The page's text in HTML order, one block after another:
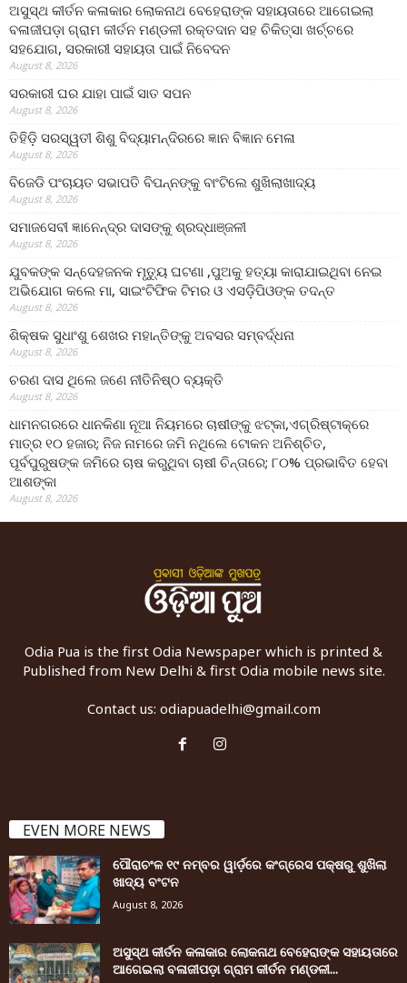
ଅସୁସ୍ଥ କୀର୍ତନ କଳାକାର ଲୋକନାଥ ବେହେରାଙ୍କ ସହାୟତାରେ ଆଗେଇଲା
ବଳାଜୀପଡ଼ା ଗ୍ରାମ କୀର୍ତନ ମଣ୍ଡଳୀ ରକ୍ତଦାନ ସହ ଚିକିତ୍ସା ଖର୍ଚ୍ଚରେ
ସହଯୋଗ, ସରକାରୀ ସହାୟତା ପାଇଁ ନିବେଦନ
August 8, 2026
ସରକାରୀ ଘର ଯାହା ପାଇଁ ସାତ ସପନ
August 8, 2026
ତିହିଡି଼ ସରସ୍ୱତୀ ଶିଶୁ ବିଦ୍ୟାମନ୍ଦିରରେ ଜ୍ଞାନ ବିଜ୍ଞାନ ମେଳା
August 8, 2026
ବିଜେଡି ପଂଚାୟତ ସଭାପତି ବିପନ୍ନଙ୍କୁ ବାଂଟିଲେ ଶୁଖିଲାଖାଦ୍ୟ
August 8, 2026
ସମାଜସେବୀ ଜ୍ଞାନେନ୍ଦ୍ର ଦାସଙ୍କୁ ଶ୍ରଦ୍ଧାଞ୍ଜଳୀ
August 8, 2026
ଯୁବକଙ୍କ ସନ୍ଦେହଜନକ ମୃତ୍ୟୁ ଘଟଣା ,ପୁଅକୁ ହତ୍ୟା କାରାଯାଇଥିବା ନେଇ
ଅଭିଯୋଗ କଲେ ମା, ସାଇଂଟିଫିକ ଟିମର ଓ ଏସଡ଼ିପିଓଙ୍କ ତଦନ୍ତ
August 8, 2026
ଶିକ୍ଷକ ସୁଧାଂଶୁ ଶେଖର ମହାନ୍ତିଙ୍କୁ ଅବସର ସମ୍ବର୍ଦ୍ଧନା
August 8, 2026
ଚରଣ ଦାସ ଥିଲେ ଜଣେ ନୀତିନିଷ୍ଠ ବ୍ୟକ୍ତି
August 8, 2026
ଧାମନଗରରେ ଧାନକିଣା ନୂଆ ନିୟମରେ ଚାଷୀଙ୍କୁ ଝଟ୍‌କା,ଏଗ୍ରିଷ୍ଟାକ୍‌ରେ
ମାତ୍ର ୧୦ ହଜାର; ନିଜ ନାମରେ ଜମି ନଥିଲେ ଟୋକନ ଅନିଶ୍ଚିତ,
ପୂର୍ବପୁରୁଷଙ୍କ ଜମିରେ ଚାଷ କରୁଥିବା ଚାଷୀ ଚିନ୍ତାରେ; ୮୦% ପ୍ରଭାବିତ ହେବା
ଆଶଙ୍କା
August 8, 2026
Odia Pua is the first Odia Newspaper which is printed &
Published from New Delhi & first Odia mobile news site.
Contact us: odiapuadelhi@gmail.com
EVEN MORE NEWS
ପୌରାଚଂଳ ୧୯ ନମ୍ବର ୱାର୍ଡ଼ରେ କଂଗ୍ରେସ ପକ୍ଷରୁ ଶୁଖିଲା
ଖାଦ୍ୟ ବଂଟନ
August 8, 2026
ଅସୁସ୍ଥ କୀର୍ତନ କଳାକାର ଲୋକନାଥ ବେହେରାଙ୍କ ସହାୟତାରେ
ଆଗେଇଲା ବଳାଜୀପଡ଼ା ଗ୍ରାମ କୀର୍ତନ ମଣ୍ଡଳୀ...